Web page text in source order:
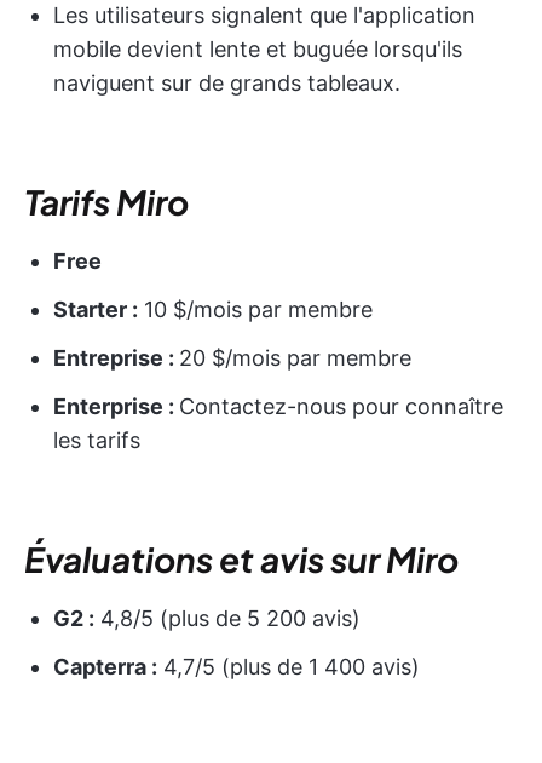
Les utilisateurs signalent que l'application
mobile devient lente et buguée lorsqu'ils
naviguent sur de grands tableaux.
Tarifs Miro
Free
Starter : 10 $/mois par membre
Entreprise : 20 $/mois par membre
Enterprise : Contactez-nous pour connaître
les tarifs
Évaluations et avis sur Miro
G2 : 4,8/5 (plus de 5 200 avis)
Capterra : 4,7/5 (plus de 1 400 avis)